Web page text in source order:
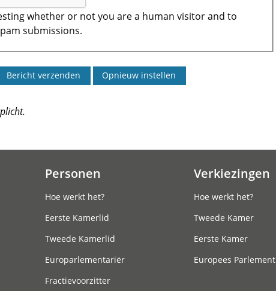
whether or not you are a human visitor and to
submissions.
Personen
Hoe werkt het?
Eerste Kamerlid
Tweede Kamerlid
Europarlementariër
Fractievoorzitter
Verkiezingen
Hoe werkt het?
Tweede Kamer
Eerste Kamer
Europees Parlement